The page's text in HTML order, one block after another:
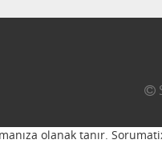
olanak tanır.